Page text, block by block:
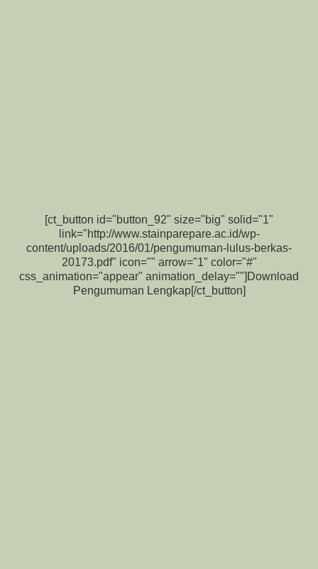
[ct_button id="button_92" size="big" solid="1"
link="http://www.stainparepare.ac.id/wp-
content/uploads/2016/01/pengumuman-lulus-berkas-
20173.pdf" icon="" arrow="1" color="#"
css_animation="appear" animation_delay=""]Download
Pengumuman Lengkap[/ct_button]